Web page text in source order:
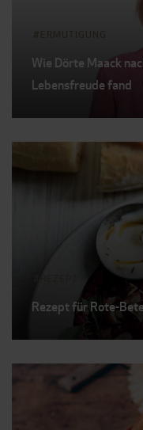
Wie Dörte Maack
Lebensfreude fand
Rezept für Rote-